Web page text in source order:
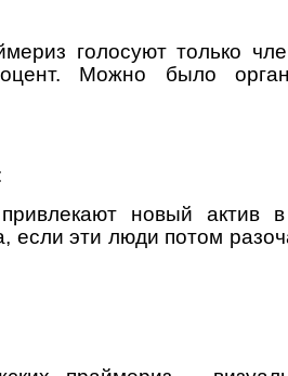
голосуют только
Можно было
новый актив
если эти люди потом